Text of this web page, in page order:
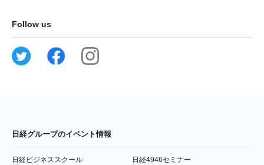
Follow us
日経グループのイベント情報
日経ビジネススクール
日経4946セミナー